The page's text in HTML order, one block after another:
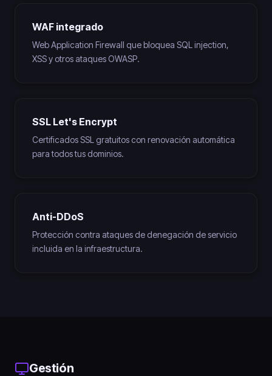
WAF integrado
Web Application Firewall que bloquea SQL injection,
XSS y otros ataques OWASP.
SSL Let's Encrypt
Certificados SSL gratuitos con renovación automática
para todos tus dominios.
Anti-DDoS
Protección contra ataques de denegación de servicio
incluida en la infraestructura.
Gestión